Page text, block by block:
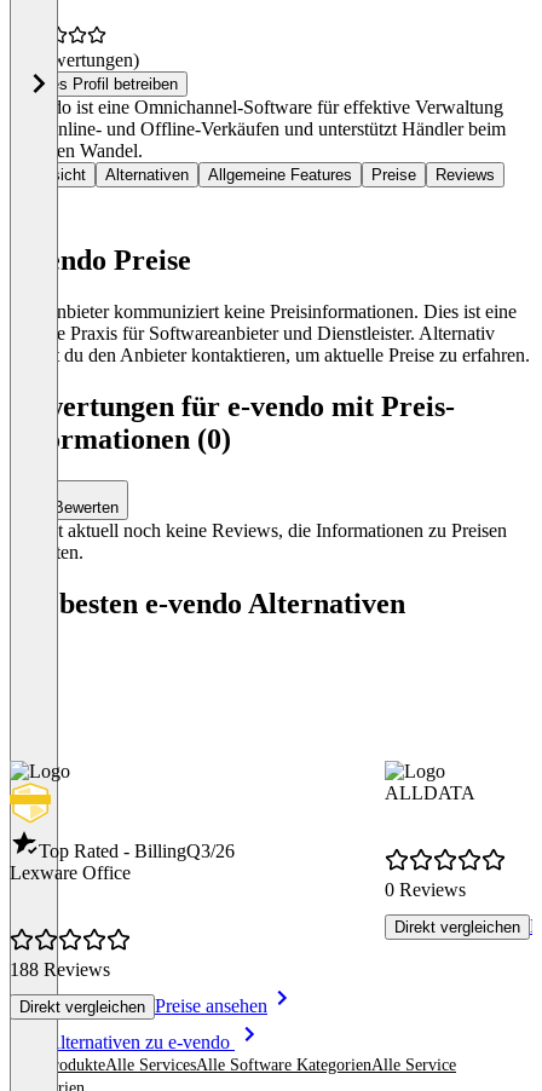
(0 Bewertungen)
Dieses Profil betreiben
e-vendo ist eine Omnichannel-Software für effektive Verwaltung
von Online- und Offline-Verkäufen und unterstützt Händler beim
digitalen Wandel.
Übersicht Alternativen Allgemeine Features Preise Reviews
e-vendo Preise
Der Anbieter kommuniziert keine Preisinformationen. Dies ist eine
übliche Praxis für Softwareanbieter und Dienstleister. Alternativ
kannst du den Anbieter kontaktieren, um aktuelle Preise zu erfahren.
Bewertungen für e-vendo mit Preis-
Informationen (0)
Bewerten
Es gibt aktuell noch keine Reviews, die Informationen zu Preisen
enthalten.
Die besten e-vendo Alternativen
Top Rated - BillingQ3/26
Lexware Office
188 Reviews
Direkt vergleichen Preise ansehen
ALLDATA
0 Reviews
Direkt vergleichen
Alle Alternativen zu e-vendo
Alle ProdukteAlle ServicesAlle Software KategorienAlle Service